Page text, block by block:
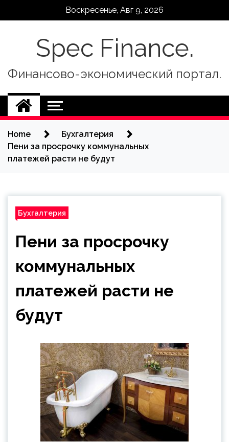
Воскресенье, Авг 9, 2026
Spec Finance.
Финансово-экономический портал.
Home
Бухгалтерия
Пени за просрочку коммунальных
платежей расти не будут
Бухгалтерия
Пени за просрочку
коммунальных
платежей расти не
будут